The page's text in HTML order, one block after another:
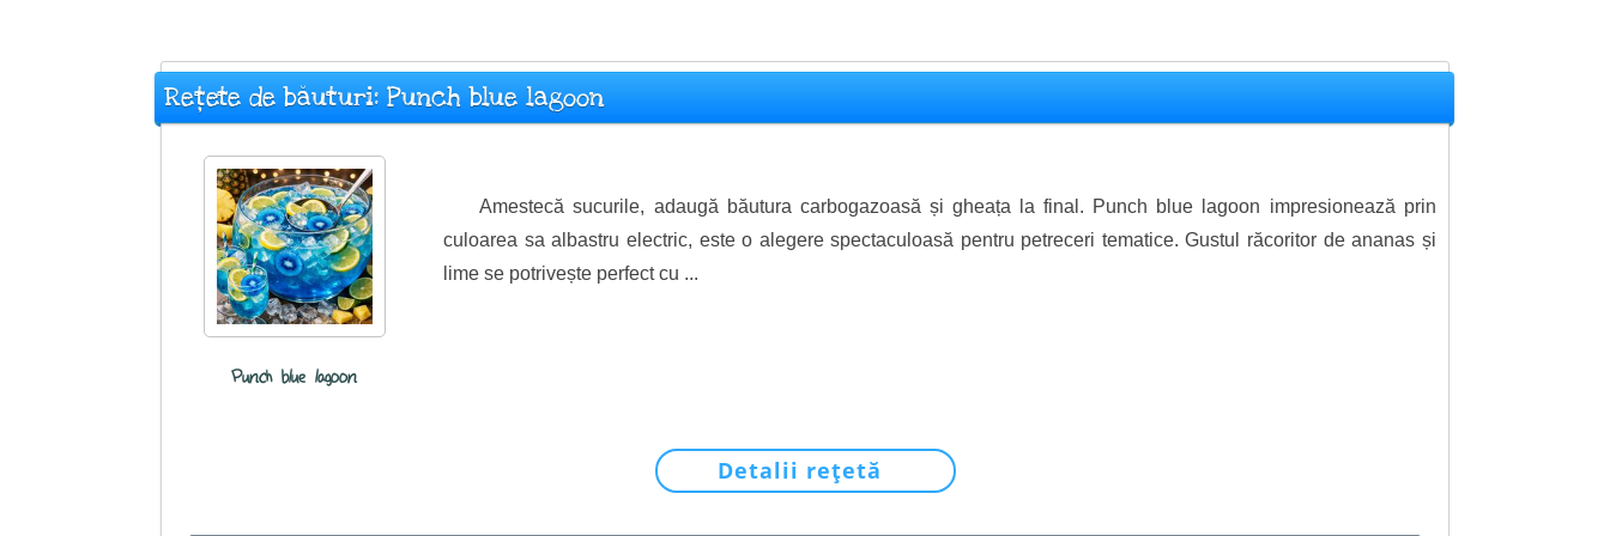
Rețete de băuturi: Punch blue lagoon
Punch blue lagoon
Amestecă sucurile, adaugă băutura carbogazoasă și gheața la final. Punch blue lagoon impresionează prin
culoarea sa albastru electric, este o alegere spectaculoasă pentru petreceri tematice. Gustul răcoritor de ananas și
lime se potrivește perfect cu ...
Detalii rețetă